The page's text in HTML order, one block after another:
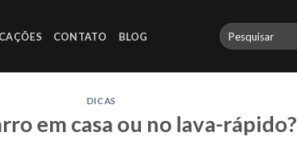
CONTATO BLOG
DICAS
em casa ou no lava-rápido?